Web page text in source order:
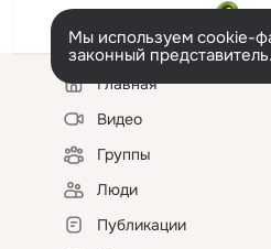
Мы используем cookie-
законный представитель.
Левая
колонкаГлавная
Видео
Группы
Люди
Публикации